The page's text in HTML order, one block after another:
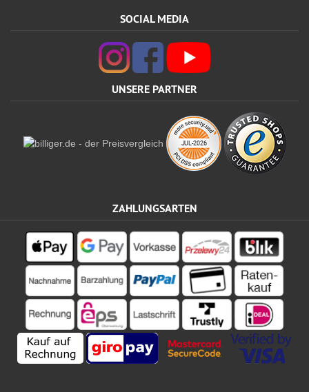
SOCIAL MEDIA
UNSERE PARTNER
ZAHLUNGSARTEN